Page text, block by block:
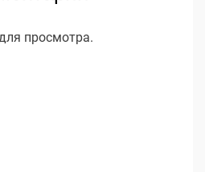
просмотра.